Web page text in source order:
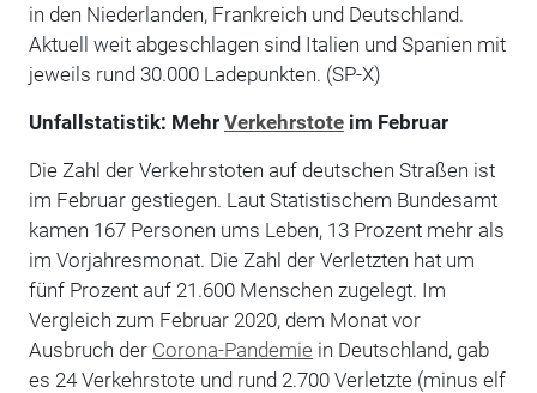
in den Niederlanden, Frankreich und Deutschland.
Aktuell weit abgeschlagen sind Italien und Spanien mit
jeweils rund 30.000 Ladepunkten. (SP-X)
Unfallstatistik: Mehr Verkehrstoteim Februar
Die Zahl der Verkehrstoten auf deutschen Straßen ist
im Februar gestiegen. Laut Statistischem Bundesamt
kamen 167 Personen ums Leben, 13 Prozent mehr als
im Vorjahresmonat. Die Zahl der Verletzten hat um
fünf Prozent auf 21.600 Menschen zugelegt. Im
Vergleich zum Februar 2020, dem Monat vor
Ausbruch der Corona-Pandemie in Deutschland, gab
es 24 Verkehrstote und rund 2.700 Verletzte (minus elf